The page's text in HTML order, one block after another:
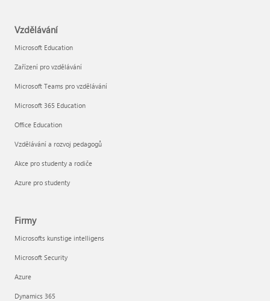
Vzdělávání
Microsoft Education
Zařízení pro vzdělávání
Microsoft Teams pro vzdělávání
Microsoft 365 Education
Office Education
Vzdělávání a rozvoj pedagogů
Akce pro studenty a rodiče
Azure pro studenty
Firmy
Microsofts kunstige intelligens
Microsoft Security
Azure
Dynamics 365